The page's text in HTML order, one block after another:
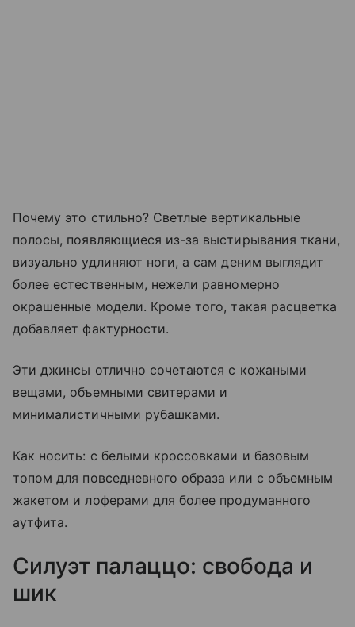
Почему это стильно? Светлые вертикальные
полосы, появляющиеся из-за выстирывания ткани,
визуально удлиняют ноги, а сам деним выглядит
более естественным, нежели равномерно
окрашенные модели. Кроме того, такая расцветка
добавляет фактурности.
Эти джинсы отлично сочетаются с кожаными
вещами, объемными свитерами и
минималистичными рубашками.
Как носить: с белыми кроссовками и базовым
топом для повседневного образа или с объемным
жакетом и лоферами для более продуманного
аутфита.
Силуэт палаццо: свобода и
шик